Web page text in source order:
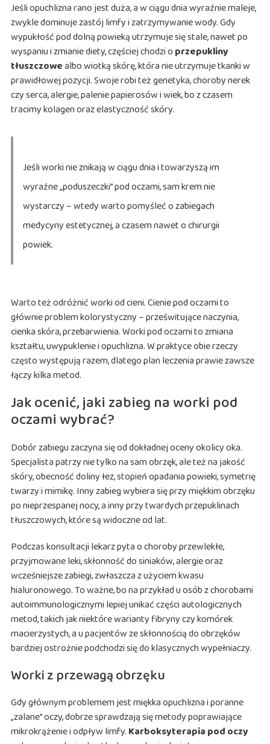
Jeśli opuchlizna rano jest duża, a w ciągu dnia wyraźnie maleje,
zwykle dominuje zastój limfy i zatrzymywanie wody. Gdy
wypukłość pod dolną powieką utrzymuje się stale, nawet po
wyspaniu i zmianie diety, częściej chodzi o przepukliny
tłuszczowealbo wiotką skórę, która nie utrzymuje tkanki w
prawidłowej pozycji. Swoje robi też genetyka, choroby nerek
czy serca, alergie, palenie papierosów i wiek, bo z czasem
tracimy kolagen oraz elastyczność skóry.
Jeśli worki nie znikają w ciągu dnia i towarzyszą im
wyraźne „poduszeczki” pod oczami, sam krem nie
wystarczy – wtedy warto pomyśleć o zabiegach
medycyny estetycznej, a czasem nawet o chirurgii
powiek.
Warto też odróżnić worki od cieni. Cienie pod oczami to
głównie problem kolorystyczny – prześwitujące naczynia,
cienka skóra, przebarwienia. Worki pod oczami to zmiana
kształtu, uwypuklenie i opuchlizna. W praktyce obie rzeczy
często występują razem, dlatego plan leczenia prawie zawsze
łączy kilka metod.
Jak ocenić, jaki zabieg na worki pod
oczami wybrać?
Dobór zabiegu zaczyna się od dokładnej oceny okolicy oka.
Specjalista patrzy nie tylko na sam obrzęk, ale też na jakość
skóry, obecność doliny łez, stopień opadania powieki, symetrię
twarzy i mimikę. Inny zabieg wybiera się przy miękkim obrzęku
po nieprzespanej nocy, a inny przy twardych przepuklinach
tłuszczowych, które są widoczne od lat.
Podczas konsultacji lekarz pyta o choroby przewlekłe,
przyjmowane leki, skłonność do siniaków, alergie oraz
wcześniejsze zabiegi, zwłaszcza z użyciem kwasu
hialuronowego. To ważne, bo na przykład u osób z chorobami
autoimmunologicznymi lepiej unikać części autologicznych
metod, takich jak niektóre warianty fibryny czy komórek
macierzystych, a u pacjentów ze skłonnością do obrzęków
bardziej ostrożnie podchodzi się do klasycznych wypełniaczy.
Worki z przewagą obrzęku
Gdy głównym problemem jest miękka opuchlizna i poranne
„zalane” oczy, dobrze sprawdzają się metody poprawiające
mikrokrążenie i odpływ limfy. Karboksyterapia pod oczy